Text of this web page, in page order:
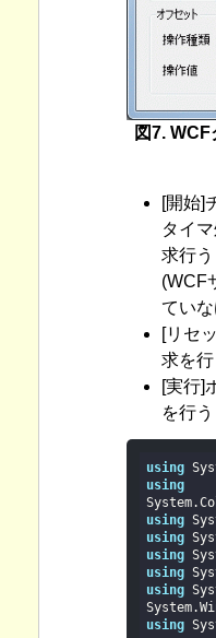
図7.
[開始]
タイ
求行う
(WCF
てい
[リセ
求を行
[実行]
を行う
using
using
using
using
using
using
using
using